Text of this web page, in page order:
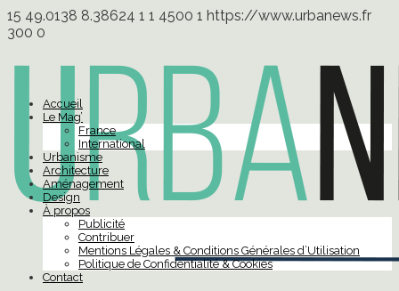
15 49.0138 8.38624 1 1 4500 1 https://www.urbanews.fr
300 0
Accueil
Le Mag’
France
International
Urbanisme
Architecture
Aménagement
Design
À propos
Publicité
Contribuer
Mentions Légales & Conditions Générales d’Utilisation
Politique de Confidentialité & Cookies
Contact